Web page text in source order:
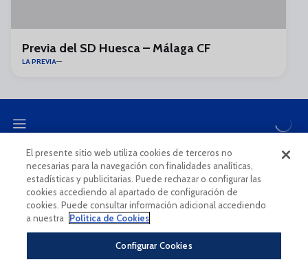
Previa del SD Huesca – Málaga CF
LA PREVIA
CANAL ÉTICO
El presente sitio web utiliza cookies de terceros no
necesarias para la navegación con finalidades analíticas,
estadísticas y publicitarias. Puede rechazar o configurar las
cookies accediendo al apartado de configuración de
cookies. Puede consultar información adicional accediendo
a nuestra
Política de Cookies
Configurar Cookies